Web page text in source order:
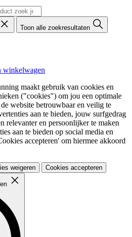
Toon alle zoekresultaten
winkelwagen
maakt gebruik van cookies en
("cookies") om jou een optimale
website betrouwbaar en veilig te
aan te bieden, jouw surfgedrag
relevanter en persoonlijker te maken
aan te bieden op social media en
accepteren' om hiermee akkoord
weigeren Cookies accepteren